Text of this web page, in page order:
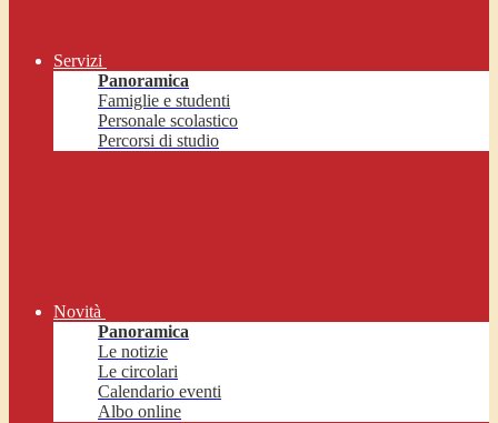
Servizi
Panoramica
Famiglie e studenti
Personale scolastico
Percorsi di studio
Novità
Panoramica
Le notizie
Le circolari
Calendario eventi
Albo online